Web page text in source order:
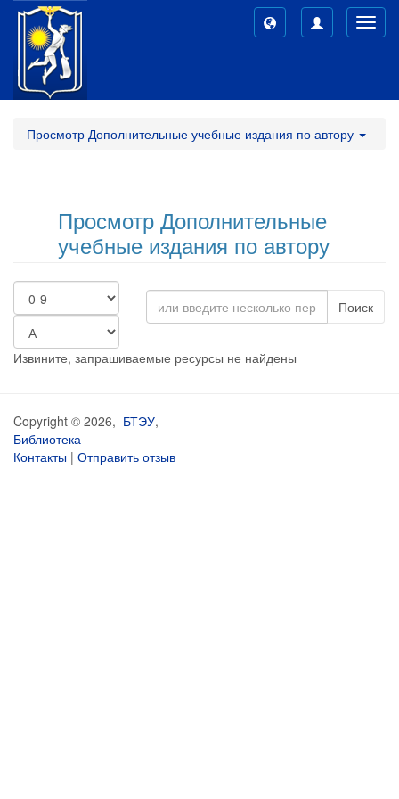
Просмотр Дополнительные учебные издания по автору
Просмотр Дополнительные
учебные издания по автору
Поиск
Извините, запрашиваемые ресурсы не найдены
Copyright © 2026, БТЭУ,
Библиотека
Контакты | Отправить отзыв